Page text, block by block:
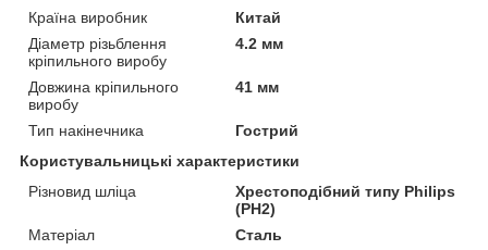
Країна виробник
Китай
Діаметр різьблення
кріпильного виробу
4.2 мм
Довжина кріпильного
виробу
41 мм
Тип накінечника
Гострий
Користувальницькі характеристики
Різновид шліца
Хрестоподібний типу Philips
(PH2)
Матеріал
Сталь